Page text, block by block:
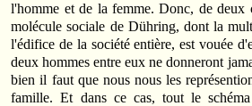
l'homme et de la femme. Donc, de deux
molécule sociale de Dühring, dont la
l'édifice de la société entière, est vouée
deux hommes entre eux ne donneront
bien il faut que nous nous les
famille. Et dans ce cas, tout le